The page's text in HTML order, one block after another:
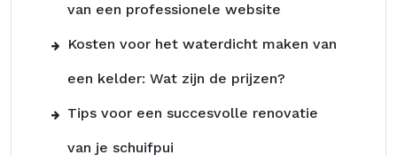
van een professionele website
Kosten voor het waterdicht maken van
een kelder: Wat zijn de prijzen?
Tips voor een succesvolle renovatie
van je schuifpui